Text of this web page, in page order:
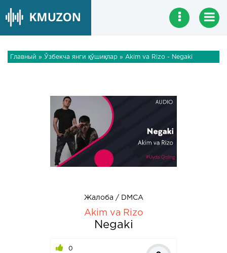
Главный » Ўзбекча янги қўшиқлар » Akim va Rizo - Negaki
Жалоба / DMCA
Akim va Rizo
Negaki
0